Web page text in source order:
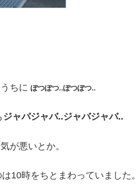
ちに ぽつぽつ..ぽつぽつ..
ジャバジャバ..ジャバジャバ..
が悪いとか。
10時をちとまわっていました。